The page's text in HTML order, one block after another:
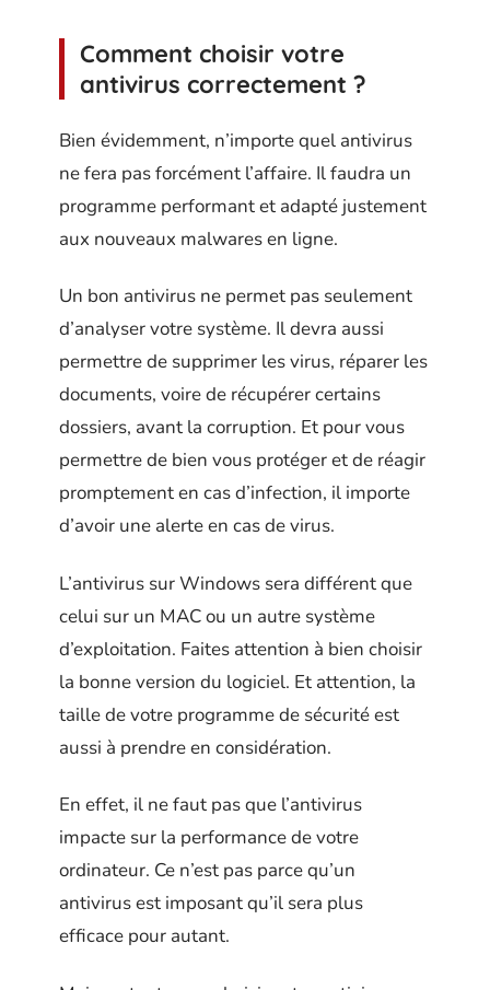
Comment choisir votre
antivirus correctement ?
Bien évidemment, n’importe quel antivirus
ne fera pas forcément l’affaire. Il faudra un
programme performant et adapté justement
aux nouveaux malwares en ligne.
Un bon antivirus ne permet pas seulement
d’analyser votre système. Il devra aussi
permettre de supprimer les virus, réparer les
documents, voire de récupérer certains
dossiers, avant la corruption. Et pour vous
permettre de bien vous protéger et de réagir
promptement en cas d’infection, il importe
d’avoir une alerte en cas de virus.
L’antivirus sur Windows sera différent que
celui sur un MAC ou un autre système
d’exploitation. Faites attention à bien choisir
la bonne version du logiciel. Et attention, la
taille de votre programme de sécurité est
aussi à prendre en considération.
En effet, il ne faut pas que l’antivirus
impacte sur la performance de votre
ordinateur. Ce n’est pas parce qu’un
antivirus est imposant qu’il sera plus
efficace pour autant.